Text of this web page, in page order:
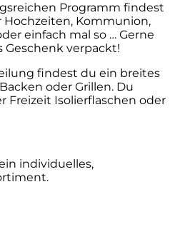
Programm findest
Kommunion,
einfach mal so … Gerne
Geschenk verpackt!
findest du ein breites
oder Grillen. Du
Freizeit Isolierflaschen oder
individuelles,